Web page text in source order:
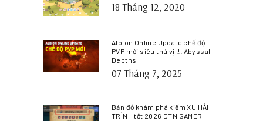
18 Tháng 12, 2020
Albion Online Update chế độ
PVP mới siêu thú vị !!! Abyssal
Depths
07 Tháng 7, 2025
Bản đồ khám phá kiếm XU HẢI
TRÌNH tốt 2026 DTN GAMER